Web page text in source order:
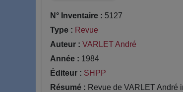
N° Inventaire : 5127
Type : Revue
Auteur : VARLET André
Année : 1984
Éditeur : SHPP
Résumé : Revue de VARLET André